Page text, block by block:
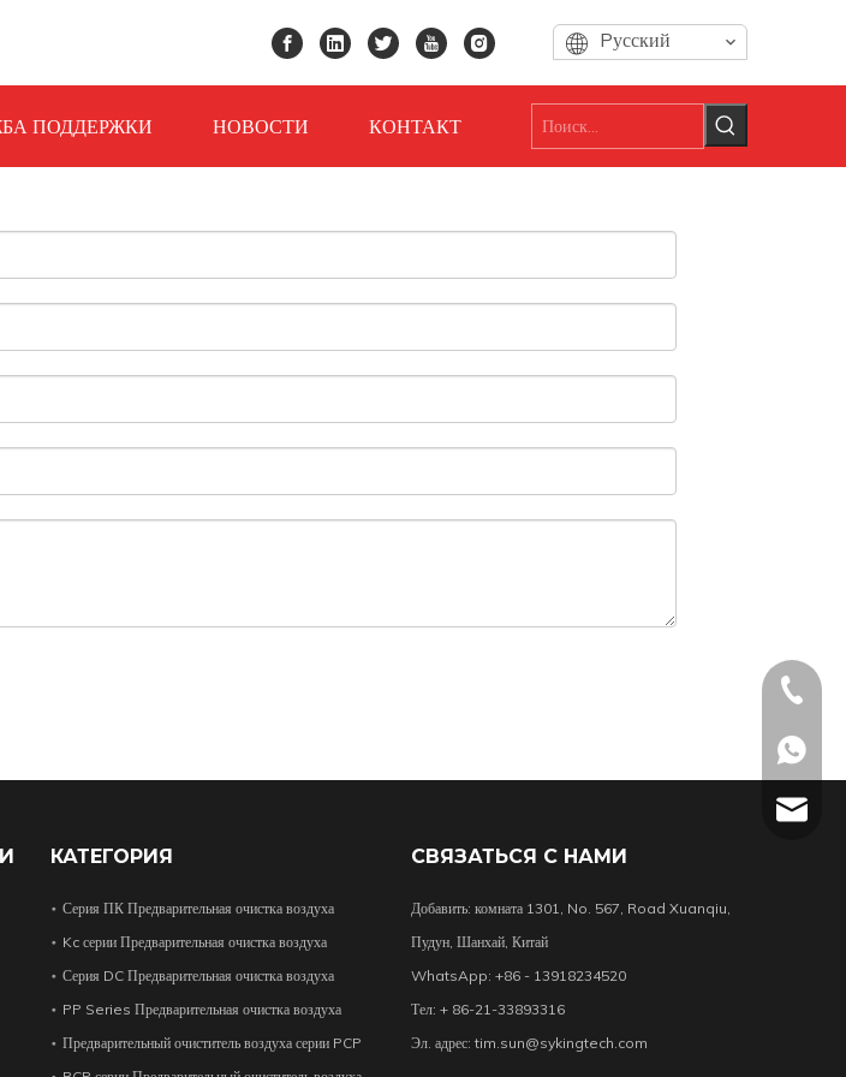
Pусский
ПОДДЕРЖКИ НОВОСТИ КОНТАКТ
КАТЕГОРИЯ
Серия ПК Предварительная очистка воздуха
Kc серии Предварительная очистка воздуха
Серия DC Предварительная очистка воздуха
PP Series Предварительная очистка воздуха
Предварительный очиститель воздуха серии PCP
СВЯЗАТЬСЯ С НАМИ
Добавить: комната 1301, No. 567, Road Xuanqiu,
Пудун, Шанхай, Китай
WhatsApp: +86 - 13918234520
Тел: + 86-21-33893316
Эл. адрес: tim.sun@sykingtech.com
+ 86-
+86 -